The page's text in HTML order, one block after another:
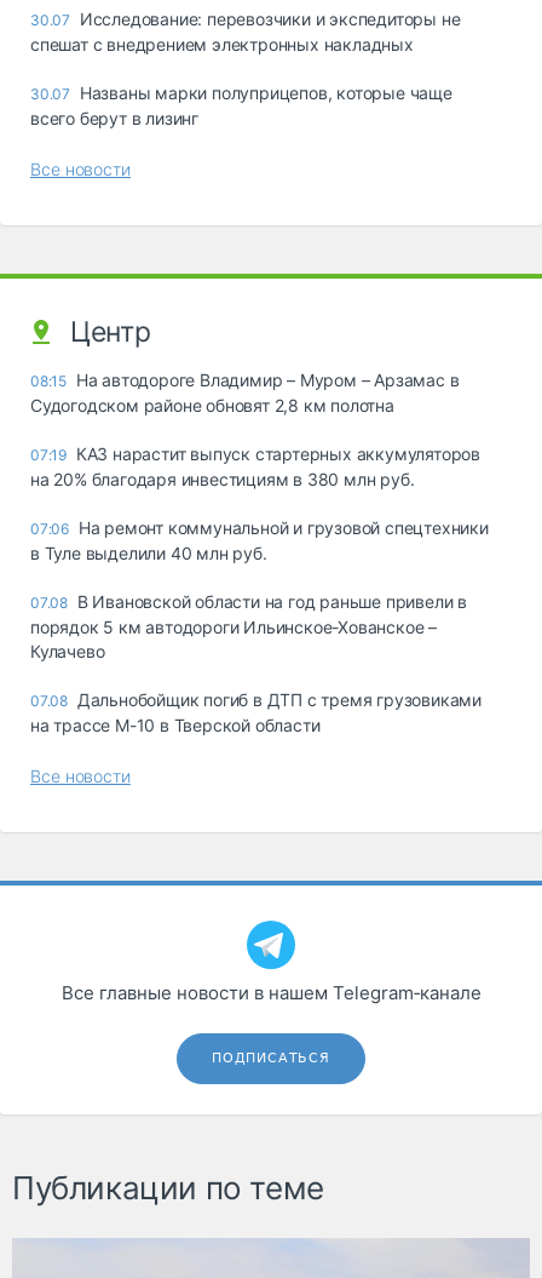
30.07
Исследование: перевозчики и экспедиторы не
спешат с внедрением электронных накладных
30.07
Названы марки полуприцепов, которые чаще
всего берут в лизинг
Все новости
Центр
08:15 На автодороге Владимир – Муром – Арзамас в
Судогодском районе обновят 2,8 км полотна
07:19 КАЗ нарастит выпуск стартерных аккумуляторов
на 20% благодаря инвестициям в 380 млн руб.
07:06 На ремонт коммунальной и грузовой спецтехники
в Туле выделили 40 млн руб.
07.08 В Ивановской области на год раньше привели в
порядок 5 км автодороги Ильинское-Хованское –
Кулачево
07.08 Дальнобойщик погиб в ДТП с тремя грузовиками
на трассе М-10 в Тверской области
Все новости
Все главные новости в нашем Telegram‑канале
ПОДПИСАТЬСЯ
Публикации по теме